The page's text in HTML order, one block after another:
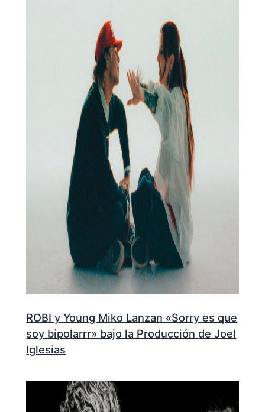
ROBI y Young Miko Lanzan «Sorry es que
soy bipolarrr» bajo la Producción de Joel
Iglesias